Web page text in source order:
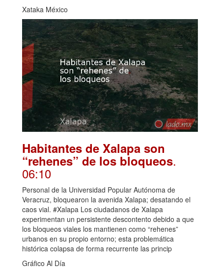
Xataka México
Habitantes de Xalapa son
“rehenes” de los bloqueos.
06:10
Personal de la Universidad Popular Autónoma de
Veracruz, bloquearon la avenida Xalapa; desatando el
caos vial. #Xalapa Los ciudadanos de Xalapa
experimentan un persistente descontento debido a que
los bloqueos viales los mantienen como “rehenes”
urbanos en su propio entorno; esta problemática
histórica colapsa de forma recurrente las princip
Gráfico Al Día